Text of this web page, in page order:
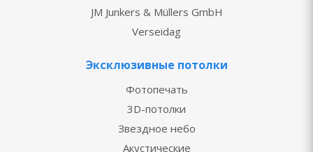
JM Junkers & Müllers GmbH
Verseidag
Эксклюзивные потолки
Фотопечать
3D-потолки
Звездное небо
Акустические